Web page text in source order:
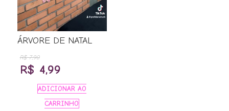
ÁRVORE DE NATAL
R$7,90
O
preço
original
R$ 4,99O
preço
atual
ADICIONAR AO
CARRINHO